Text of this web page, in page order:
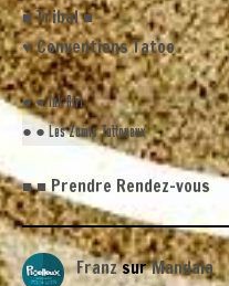
■ Tribal ■
♥ Conventions Tatoo
● ● Ink Girl
● ● Les Zamis Tattoueux
■ ■ Prendre Rendez-vous
FranzsurMandala